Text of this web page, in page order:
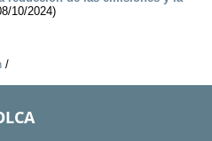
10/2024)
/